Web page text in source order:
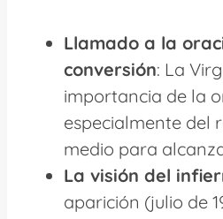
Llamado a la
conversión: La
importancia de la
especialmente del
medio para
La visión del
aparición (julio de